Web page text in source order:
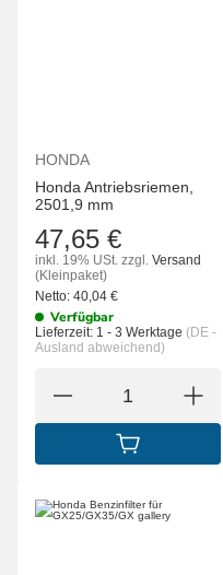
HONDA
Honda Antriebsriemen,
2501,9 mm
47,65 €
inkl. 19% USt. zzgl. Versand
(Kleinpaket)
Netto: 40,04 €
Verfügbar
Lieferzeit: 1 - 3 Werktage (DE -
Ausland abweichend)
IN DEN